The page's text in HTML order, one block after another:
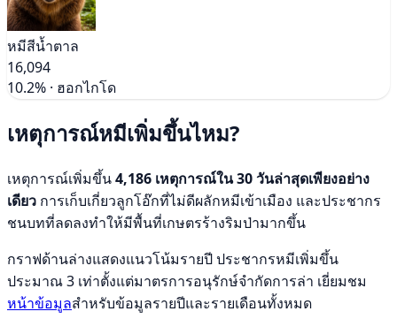
หมีสีน้ำตาล
16,094
10.2% · ฮอกไกโด
เหตุการณ์หมีเพิ่มขึ้นไหม?
เหตุการณ์เพิ่มขึ้น4,186 เหตุการณ์ใน 30 วันล่าสุดเพียงอย่าง
เดียว การเก็บเกี่ยวลูกโอ๊กที่ไม่ดีผลักหมีเข้าเมือง และประชากร
ชนบทที่ลดลงทำให้มีพื้นที่เกษตรร้างริมป่ามากขึ้น
กราฟด้านล่างแสดงแนวโน้มรายปี ประชากรหมีเพิ่มขึ้น
ประมาณ 3 เท่าตั้งแต่มาตรการอนุรักษ์จำกัดการล่า เยี่ยมชม
หน้าข้อมูลสำหรับข้อมูลรายปีและรายเดือนทั้งหมด